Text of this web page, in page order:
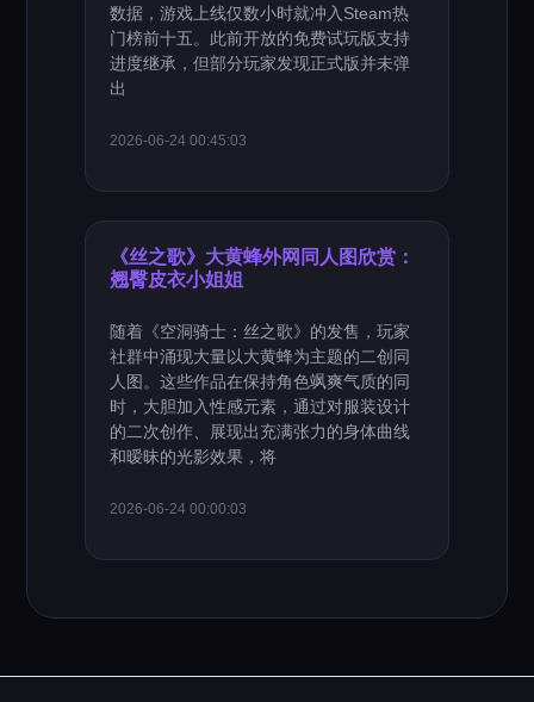
数据，游戏上线仅数小时就冲入Steam热
门榜前十五。此前开放的免费试玩版支持
进度继承，但部分玩家发现正式版并未弹
出
2026-06-24 00:45:03
《丝之歌》大黄蜂外网同人图欣赏：
翘臀皮衣小姐姐
随着《空洞骑士：丝之歌》的发售，玩家
社群中涌现大量以大黄蜂为主题的二创同
人图。这些作品在保持角色飒爽气质的同
时，大胆加入性感元素，通过对服装设计
的二次创作、展现出充满张力的身体曲线
和暧昧的光影效果，将
2026-06-24 00:00:03